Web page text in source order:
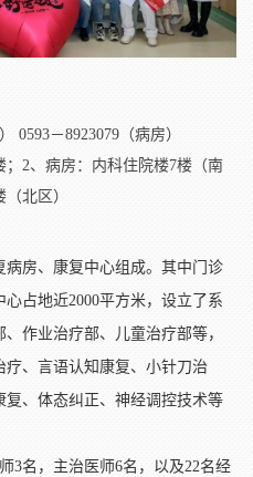
0593－8923079（病房）
2、病房：内科住院楼7楼（南
北区）
房、康复中心组成。其中门诊
占地近2000平方米，设立了系
作业治疗部、儿童治疗部等，
、言语认知康复、小针刀治
、体态纠正、神经调控技术等
3名，主治医师6名，以及22名经